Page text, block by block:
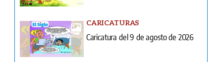
CARICATURAS
Caricatura del 9 de agosto de 2026